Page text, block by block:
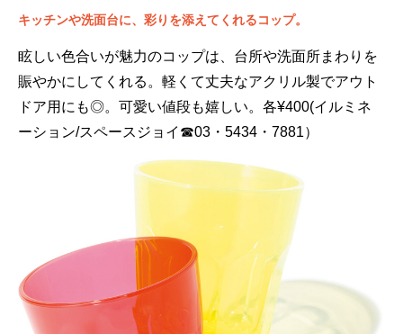
キッチンや洗面台に、彩りを添えてくれるコップ。
眩しい色合いが魅力のコップは、台所や洗面所まわりを
賑やかにしてくれる。軽くて丈夫なアクリル製でアウト
ドア用にも◎。可愛い値段も嬉しい。各¥400(イルミネ
ーション/スペースジョイ☎03・5434・7881）